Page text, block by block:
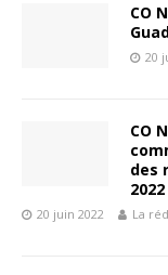
CO
20
CO
des
20 juin 2022 La